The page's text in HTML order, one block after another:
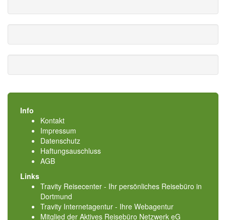
Info
Kontakt
Impressum
Datenschutz
Haftungsauschluss
AGB
Links
Travity Reisecenter - Ihr persönliches Reisebüro in
Dortmund
Travity Internetagentur - Ihre Webagentur
Mitglied der Aktives Reisebüro Netzwerk eG